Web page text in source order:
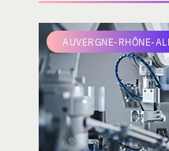
AUVERGNE-RHÔNE-